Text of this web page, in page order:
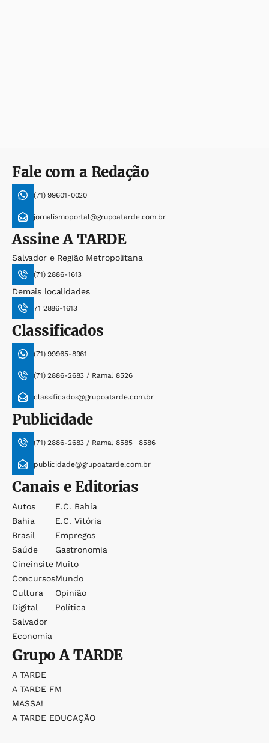
Fale com a Redação
(71) 99601-0020
jornalismoportal@grupoatarde.com.br
AssineA TARDE
Salvador e Região Metropolitana
(71) 2886-1613
Demais localidades
71 2886-1613
Classificados
(71) 99965-8961
(71) 2886-2683 / Ramal 8526
classificados@grupoatarde.com.br
Publicidade
(71) 2886-2683 / Ramal 8585 | 8586
publicidade@grupoatarde.com.br
Canais e Editorias
Autos
Bahia
Brasil
Saúde
Cineinsite
Concursos
Cultura
Digital
Salvador
Economia
E.c. Bahia
E.c. Vitória
Empregos
Gastronomia
Muito
Mundo
Opinião
Política
GrupoA TARDE
A TARDE
A TARDE FM
MASSA!
A TARDE EDUCAÇÃO